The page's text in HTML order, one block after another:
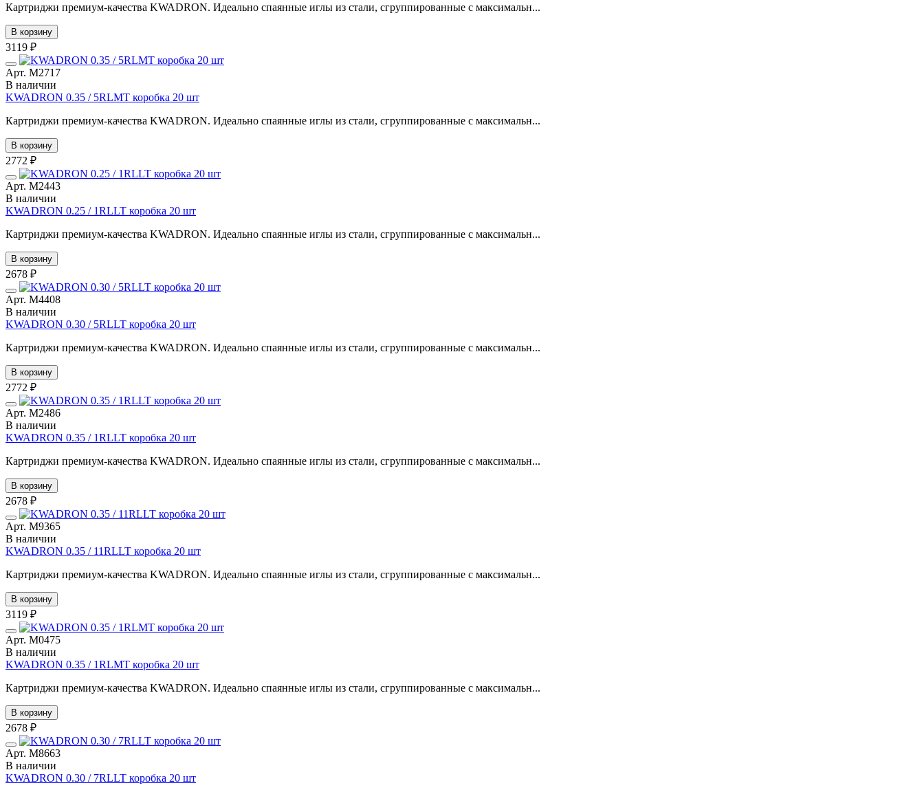
Картриджи премиум-качества KWADRON. Идеально спаянные иглы из стали, сгруппированные с максимальн...
В корзину
3119 ₽
Арт. М2717
В наличии
KWADRON 0.35 / 5RLMT коробка 20 шт
Картриджи премиум-качества KWADRON. Идеально спаянные иглы из стали, сгруппированные с максимальн...
В корзину
2772 ₽
Арт. М2443
В наличии
KWADRON 0.25 / 1RLLT коробка 20 шт
Картриджи премиум-качества KWADRON. Идеально спаянные иглы из стали, сгруппированные с максимальн...
В корзину
2678 ₽
Арт. М4408
В наличии
KWADRON 0.30 / 5RLLT коробка 20 шт
Картриджи премиум-качества KWADRON. Идеально спаянные иглы из стали, сгруппированные с максимальн...
В корзину
2772 ₽
Арт. М2486
В наличии
KWADRON 0.35 / 1RLLT коробка 20 шт
Картриджи премиум-качества KWADRON. Идеально спаянные иглы из стали, сгруппированные с максимальн...
В корзину
2678 ₽
Арт. М9365
В наличии
KWADRON 0.35 / 11RLLT коробка 20 шт
Картриджи премиум-качества KWADRON. Идеально спаянные иглы из стали, сгруппированные с максимальн...
В корзину
3119 ₽
Арт. М0475
В наличии
KWADRON 0.35 / 1RLMT коробка 20 шт
Картриджи премиум-качества KWADRON. Идеально спаянные иглы из стали, сгруппированные с максимальн...
В корзину
2678 ₽
Арт. М8663
В наличии
KWADRON 0.30 / 7RLLT коробка 20 шт